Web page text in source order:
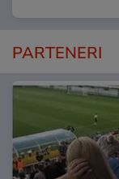
PARTENERI